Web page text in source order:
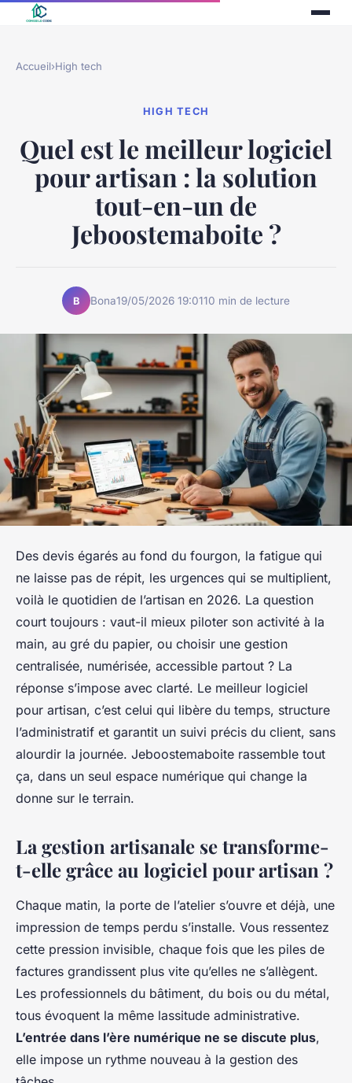
Accueil›High tech
HIGH TECH
Quel est le meilleur logiciel
pour artisan : la solution
tout-en-un de
Jeboostemaboite ?
B Bona19/05/2026 19:0110 min de lecture
Des devis égarés au fond du fourgon, la fatigue qui
ne laisse pas de répit, les urgences qui se multiplient,
voilà le quotidien de l’artisan en 2026. La question
court toujours : vaut-il mieux piloter son activité à la
main, au gré du papier, ou choisir une gestion
centralisée, numérisée, accessible partout ? La
réponse s’impose avec clarté. Le meilleur logiciel
pour artisan, c’est celui qui libère du temps, structure
l’administratif et garantit un suivi précis du client, sans
alourdir la journée. Jeboostemaboite rassemble tout
ça, dans un seul espace numérique qui change la
donne sur le terrain.
La gestion artisanale se transforme-
t-elle grâce au logiciel pour artisan ?
Chaque matin, la porte de l’atelier s’ouvre et déjà, une
impression de temps perdu s’installe. Vous ressentez
cette pression invisible, chaque fois que les piles de
factures grandissent plus vite qu’elles ne s’allègent.
Les professionnels du bâtiment, du bois ou du métal,
tous évoquent la même lassitude administrative.
L’entrée dans l’ère numérique ne se discute plus,
elle impose un rythme nouveau à la gestion des